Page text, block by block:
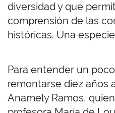
diversidad y que
comprensión de las
históricas. Una
Para entender un
remontarse diez años
Anamely Ramos,